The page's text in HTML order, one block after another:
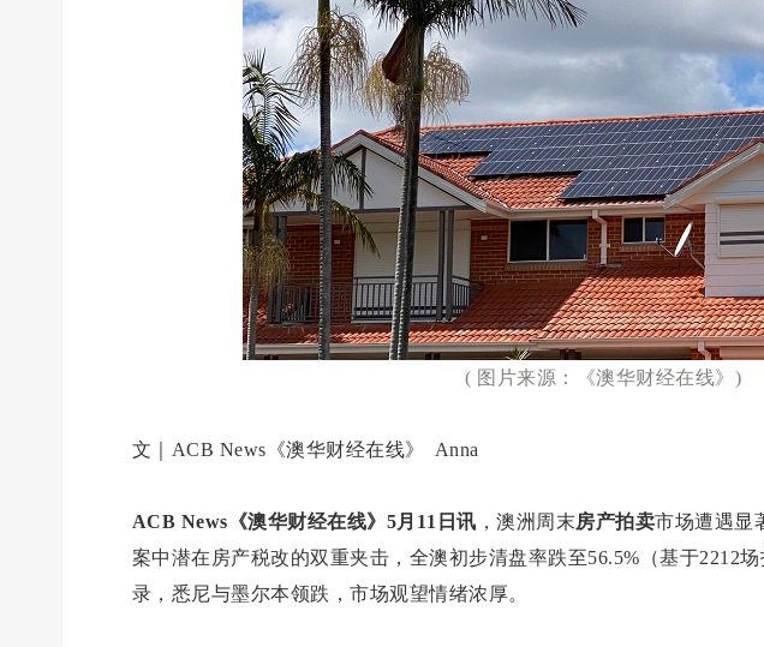
( 图片来源：《澳华财经在线》)
文｜ACB News《澳华财经在线》 Anna
ACB News《澳华财经在线》5月11日讯 ，澳洲周末房产拍卖市场遭遇显
案中潜在房产税改的双重夹击，全澳初步清盘率跌至56.5%（基于2212
录，悉尼与墨尔本领跌，市场观望情绪浓厚。